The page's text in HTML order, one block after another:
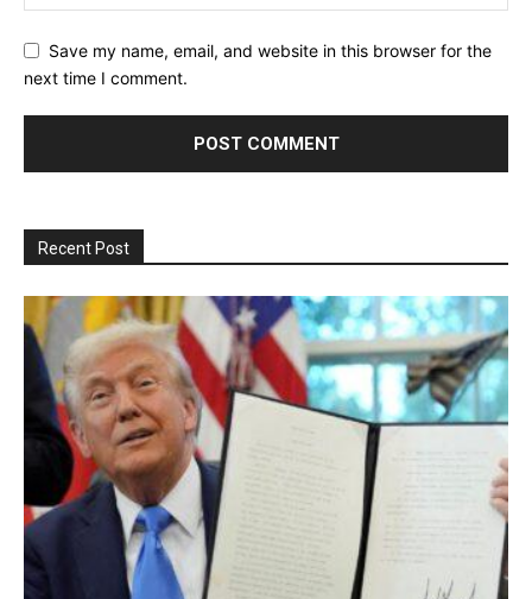
Save my name, email, and website in this browser for the
next time I comment.
Recent Post